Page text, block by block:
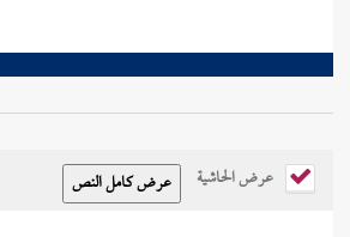
عرض الحاشية